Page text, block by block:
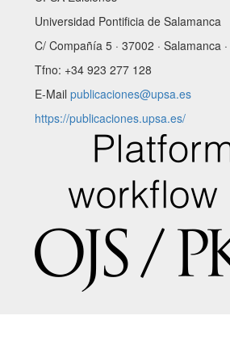
Universidad Pontificia de Salamanca
C/ Compañía 5 · 37002 · Salamanca
Tfno: +34 923 277 128
E-Mail publicaciones@upsa.es
https://publicaciones.upsa.es/